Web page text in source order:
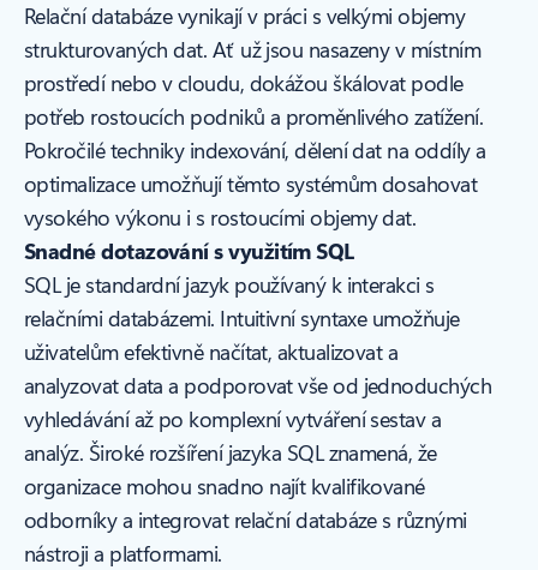
Relační databáze vynikají v práci s velkými objemy
strukturovaných dat. Ať už jsou nasazeny v místním
prostředí nebo v cloudu, dokážou škálovat podle
potřeb rostoucích podniků a proměnlivého zatížení.
Pokročilé techniky indexování, dělení dat na oddíly a
optimalizace umožňují těmto systémům dosahovat
vysokého výkonu i s rostoucími objemy dat.
Snadné dotazování s využitím SQL
SQL je standardní jazyk používaný k interakci s
relačními databázemi. Intuitivní syntaxe umožňuje
uživatelům efektivně načítat, aktualizovat a
analyzovat data a podporovat vše od jednoduchých
vyhledávání až po komplexní vytváření sestav a
analýz. Široké rozšíření jazyka SQL znamená, že
organizace mohou snadno najít kvalifikované
odborníky a integrovat relační databáze s různými
nástroji a platformami.